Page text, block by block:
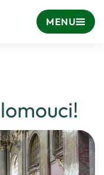
MENU